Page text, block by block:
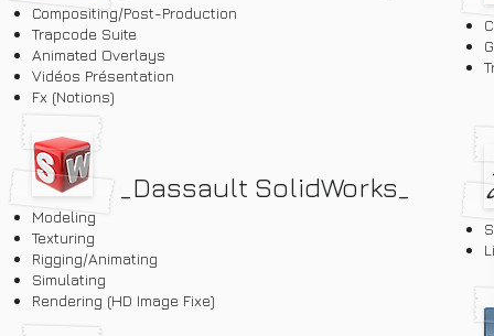
Compositing/Post-Production
Trapcode Suite
Animated Overlays
Vidéos Présentation
Fx (Notions)
_Dassault SolidWorks
Modeling
Texturing
Rigging/Animating
Simulating
Rendering (HD Image Fixe)